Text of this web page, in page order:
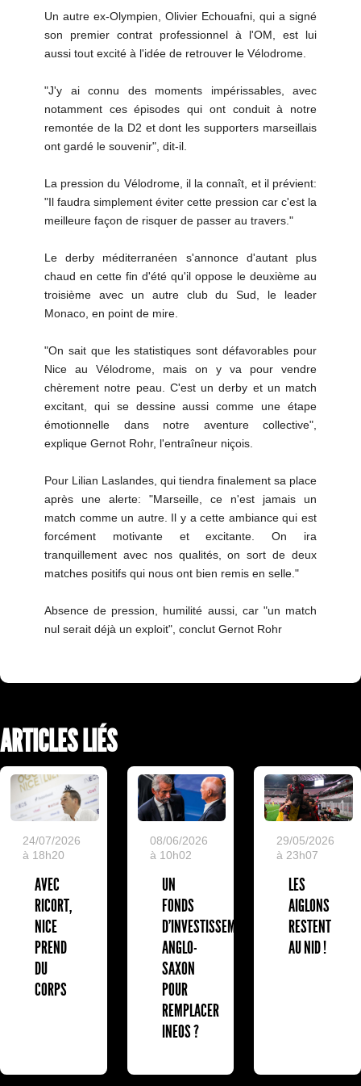
Un autre ex-Olympien, Olivier Echouafni, qui a signé
son premier contrat professionnel à l'OM, est lui
aussi tout excité à l'idée de retrouver le Vélodrome.
"J'y ai connu des moments impérissables, avec
notamment ces épisodes qui ont conduit à notre
remontée de la D2 et dont les supporters marseillais
ont gardé le souvenir", dit-il.
La pression du Vélodrome, il la connaît, et il prévient:
"Il faudra simplement éviter cette pression car c'est la
meilleure façon de risquer de passer au travers."
Le derby méditerranéen s'annonce d'autant plus
chaud en cette fin d'été qu'il oppose le deuxième au
troisième avec un autre club du Sud, le leader
Monaco, en point de mire.
"On sait que les statistiques sont défavorables pour
Nice au Vélodrome, mais on y va pour vendre
chèrement notre peau. C'est un derby et un match
excitant, qui se dessine aussi comme une étape
émotionnelle dans notre aventure collective",
explique Gernot Rohr, l'entraîneur niçois.
Pour Lilian Laslandes, qui tiendra finalement sa place
après une alerte: "Marseille, ce n'est jamais un
match comme un autre. Il y a cette ambiance qui est
forcément motivante et excitante. On ira
tranquillement avec nos qualités, on sort de deux
matches positifs qui nous ont bien remis en selle."
Absence de pression, humilité aussi, car "un match
nul serait déjà un exploit", conclut Gernot Rohr
ARTICLES LIÉS
24/07/2026
à 18h20
AVEC
RICORT,
NICE
PREND
DU
CORPS
08/06/2026
à 10h02
UN
FONDS
D'INVESTISSEMENT
ANGLO-
SAXON
POUR
REMPLACER
INEOS ?
29/05/2026
à 23h07
LES
AIGLONS
RESTENT
AU NID !